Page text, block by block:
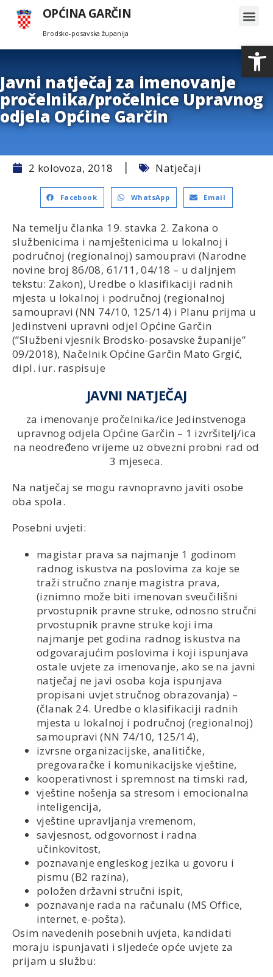
OPĆINA GARČIN
Brodsko-posavska županija
Javni natječaj za imenovanje
pročelnika/pročelnice Upravnog
odjela Općine Garčin
2 kolovoza, 2018 Natječaji
Facebook WhatsApp Email
Na temelju članka 19. stavka 2. Zakona o
službenicima i namještenicima u lokalnoj i
područnoj (regionalnoj) samoupravi (Narodne
novine broj 86/08, 61/11, 04/18 – u daljnjem
tekstu: Zakon), Uredbe o klasifikaciji radnih
mjesta u lokalnoj i područnoj (regionalnoj
samoupravi (NN 74/10, 125/14) i Planu prijma u
Jedinstveni upravni odjel Općine Garčin
(”Službeni vjesnik Brodsko-posavske županije”
09/2018), Načelnik Općine Garčin Mato Grgić,
dipl. iur. raspisuje
JAVNI NATJEČAJ
za imenovanje pročelnika/ice Jedinstvenoga
upravnog odjela Općine Garčin – 1 izvršitelj/ica
na neodređeno vrijeme uz obvezni probni rad od
3 mjeseca.
Na natječaj se mogu ravnopravno javiti osobe
oba spola.
Posebni uvjeti:
magistar prava sa najmanje 1 godinom
radnog iskustva na poslovima za koje se
traži stručno znanje magistra prava,
(iznimno može biti imenovan sveučilišni
prvostupnik pravne struke, odnosno stručni
prvostupnik pravne struke koji ima
najmanje pet godina radnog iskustva na
odgovarajućim poslovima i koji ispunjava
ostale uvjete za imenovanje, ako se na javni
natječaj ne javi osoba koja ispunjava
propisani uvjet stručnog obrazovanja) –
(članak 24. Uredbe o klasifikaciji radnih
mjesta u lokalnoj i područnoj (regionalnoj)
samoupravi (NN 74/10, 125/14),
izvrsne organizacijske, analitičke,
pregovaračke i komunikacijske vještine,
kooperativnost i spremnost na timski rad,
vještine nošenja sa stresom i emocionalna
inteligencija,
vještine upravljanja vremenom,
savjesnost, odgovornost i radna
učinkovitost,
poznavanje engleskog jezika u govoru i
pismu (B2 razina),
položen državni stručni ispit,
poznavanje rada na računalu (MS Office,
internet, e-pošta).
Osim navedenih posebnih uvjeta, kandidati
moraju ispunjavati i sljedeće opće uvjete za
prijam u službu: